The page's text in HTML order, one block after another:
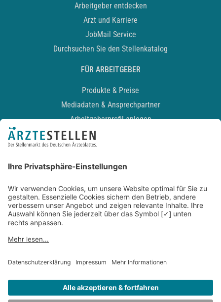
Arbeitgeber entdecken
Arzt und Karriere
JobMail Service
Durchsuchen Sie den Stellenkatalog
FÜR ARBEITGEBER
Produkte & Preise
Mediadaten & Ansprechpartner
Arbeitgeberprofil anlegen
Recruiting-Podcast
Kontakt
Datenschutz
Newsletter